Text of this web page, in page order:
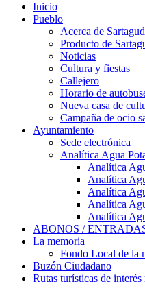
Inicio
Pueblo
Acerca de
Producto de
Noticias
Cultura y fiestas
Callejero
Horario de
Nueva casa de
Campaña de ocio
Ayuntamiento
Sede electrónica
Analítica Agua
Analítica
Analítica
Analítica
Analítica
Analítica
ABONOS /
La memoria
Fondo Local de la
Buzón Ciudadano
Rutas turísticas de interés